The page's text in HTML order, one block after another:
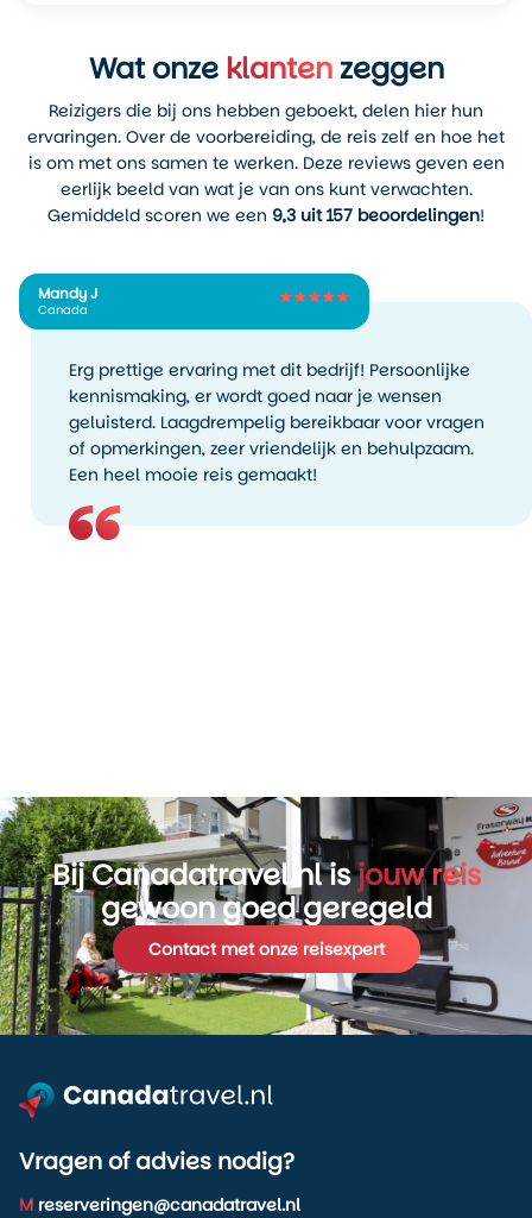
Wat onzeklantenzeggen
Reizigers die bij ons hebben geboekt, delen hier hun
ervaringen. Over de voorbereiding, de reis zelf en hoe het
is om met ons samen te werken. Deze reviews geven een
eerlijk beeld van wat je van ons kunt verwachten.
Gemiddeld scoren we een 9,3 uit 157 beoordelingen!
Mandy J
Canada
Erg prettige ervaring met dit bedrijf! Persoonlijke
kennismaking, er wordt goed naar je wensen
geluisterd. Laagdrempelig bereikbaar voor vragen
of opmerkingen, zeer vriendelijk en behulpzaam.
Een heel mooie reis gemaakt!
Bij Canadatravel.nl isjouw reis
gewoon goed geregeld
Contact met onze reisexpert
Vragen of advies nodig?
M reserveringen@canadatravel.nl